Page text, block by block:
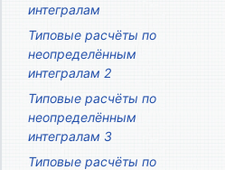
интегралам
Типовые расчёты по
неопределённым
интегралам 2
Типовые расчёты по
неопределённым
интегралам 3
Типовые расчёты по